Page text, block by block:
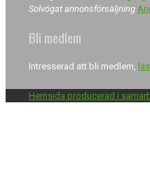
Solvögat annonsförsäljning
Bli medlem
Intresserad att bli medlem,
Hemsida producerad i